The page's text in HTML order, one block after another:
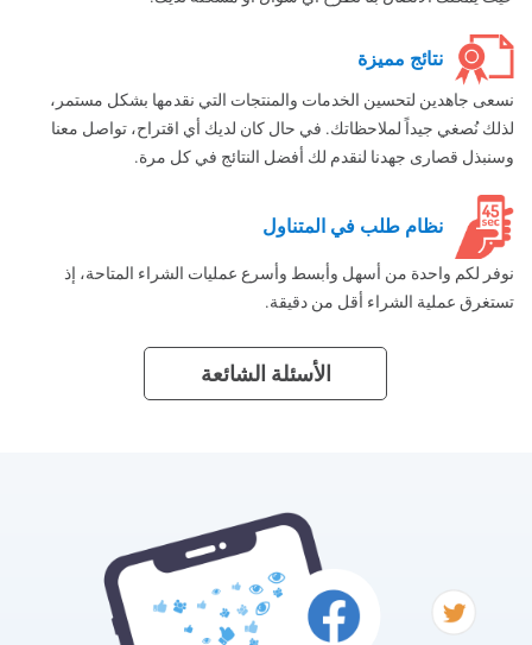
نتائج مميزة
نسعى جاهدين لتحسين الخدمات والمنتجات التي نقدمها بشكل مستمر،
لذلك نُصغي جيداً لملاحظاتك. في حال كان لديك أي اقتراح، تواصل معنا
وسنبذل قصارى جهدنا لنقدم لك أفضل النتائج في كل مرة.
نظام طلب في المتناول
نوفر لكم واحدة من أسهل وأبسط وأسرع عمليات الشراء المتاحة، إذ
تستغرق عملية الشراء أقل من دقيقة.
الأسئلة الشائعة